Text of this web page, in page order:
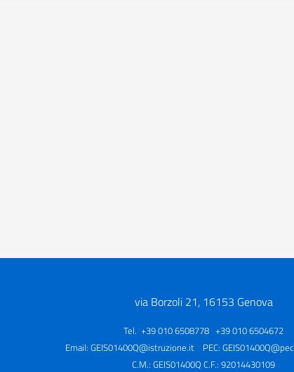
via Borzoli 21, 16153 Genova
Tel. +39 010 6508778 +39 010 6504672
Email: GEIS01400Q@istruzione.itPEC:
C.M.: GEIS01400Q C.F.: 92014430109